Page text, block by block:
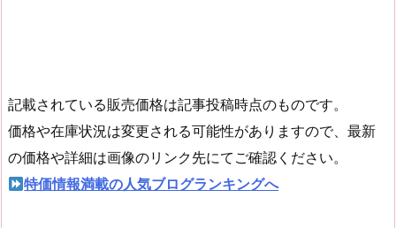
記載されている販売価格は記事投稿時点のものです。
価格や在庫状況は変更される可能性がありますので、最新
の価格や詳細は画像のリンク先にてご確認ください。
特価情報満載の人気ブログランキングへ